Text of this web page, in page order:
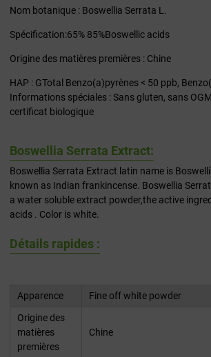
Nom botanique : Boswellia Serrata L.
Spécification:65% 85%Boswellic acids
Origine des matières premières : Chine
HAP : GTotal Benzo(a)pyrènes < 50 ppb,
Informations spéciales : Sans gluten, sans
certificat biologique
Boswellia Serrata Extract:
Boswellia Serrata Extract latin name is
known as Indian frankincense. Boswellia
a water soluble extract powder,the active
acids . Color is white.
Détails rapides :
Apparence
Fine off white powder
Origine des
matières
premières
Chine